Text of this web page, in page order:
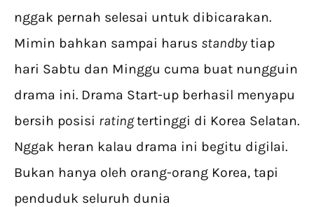
nggak pernah selesai untuk dibicarakan.
Mimin bahkan sampai harus standbytiap
hari Sabtu dan Minggu cuma buat nungguin
drama ini. Drama Start-up berhasil menyapu
bersih posisi ratingtertinggi di Korea Selatan.
Nggak heran kalau drama ini begitu digilai.
Bukan hanya oleh orang-orang Korea, tapi
penduduk seluruh dunia